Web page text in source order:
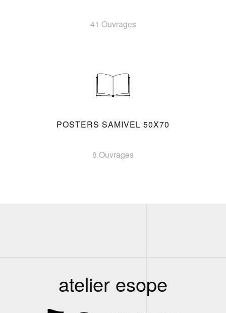
41 Ouvrages
POSTERS SAMIVEL 50X70
8 Ouvrages
atelier esope